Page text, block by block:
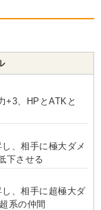
+3、HPとATKと
、相手に極大ダメ
下させる
、相手に超極大ダ
系の仲間